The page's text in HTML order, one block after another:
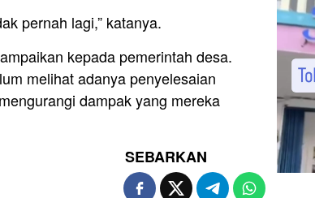
pernah lagi,” katanya.
kepada pemerintah desa.
melihat adanya penyelesaian
dampak yang mereka
SEBARKAN